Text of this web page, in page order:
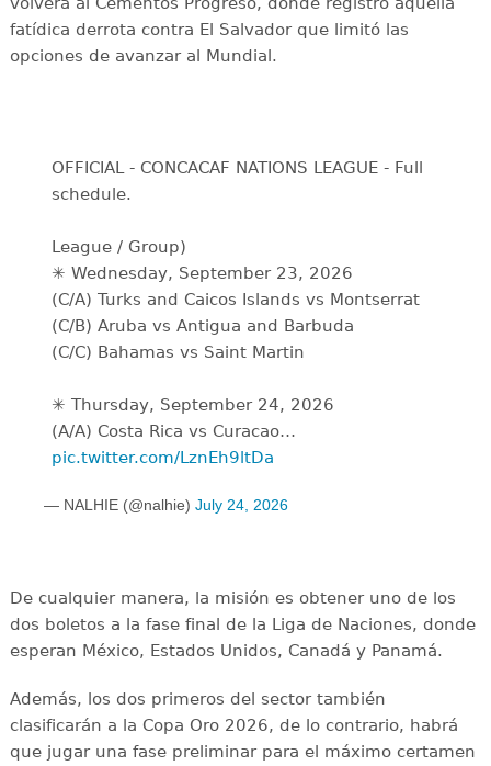
fatídica derrota contra El Salvador que limitó las
opciones de avanzar al Mundial.
OFFICIAL - CONCACAF NATIONS LEAGUE - Full
schedule.
League / Group)
✳️ Wednesday, September 23, 2026
(C/A) Turks and Caicos Islands vs Montserrat
(C/B) Aruba vs Antigua and Barbuda
(C/C) Bahamas vs Saint Martin
✳️ Thursday, September 24, 2026
(A/A) Costa Rica vs Curacao…
pic.twitter.com/LznEh9ltDa
— NALHIE (@nalhie) July 24, 2026
De cualquier manera, la misión es obtener uno de los
dos boletos a la fase final de la Liga de Naciones, donde
esperan México, Estados Unidos, Canadá y Panamá.
Además, los dos primeros del sector también
clasificarán a la Copa Oro 2026, de lo contrario, habrá
que jugar una fase preliminar para el máximo certamen